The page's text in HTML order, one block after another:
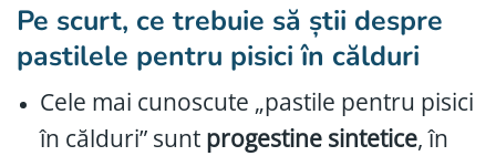
Pe scurt, ce trebuie să știi despre
pastilele pentru pisici în călduri
Cele mai cunoscute „pastile pentru pisici
în călduri” sunt progestine sintetice, în